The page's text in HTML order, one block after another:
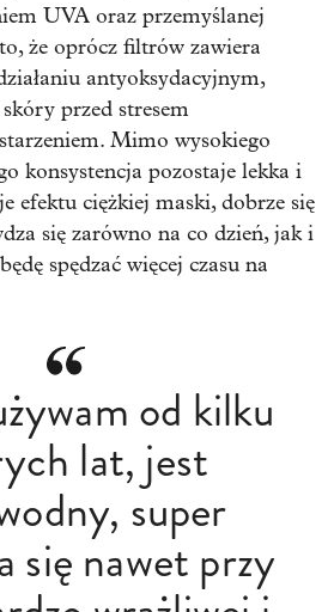
UVA oraz przemyślanej
że oprócz filtrów zawiera
antyoksydacyjnym,
przed stresem
Mimo wysokiego
konsystencja pozostaje lekka i
efektu ciężkiej maski, dobrze się
się zarówno na co dzień, jak i
spędzać więcej czasu na
od kilku
lat, jest
super
się nawet przy